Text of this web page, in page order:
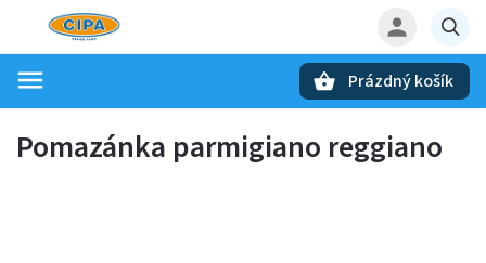
Prázdný košík
Pomazánka parmigiano reggiano